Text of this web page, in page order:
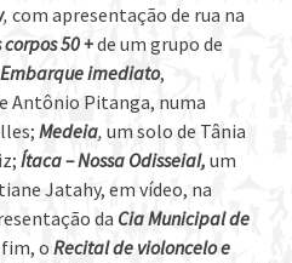
, com apresentação de rua na
50 +de um grupo de
Embarque imediato,
Antônio Pitanga, numa
Medeia, um solo de Tânia
Ítaca – Nossa OdisseiaI, um
Jatahy, em vídeo, na
da Cia Municipal de
o Recital de violoncelo e